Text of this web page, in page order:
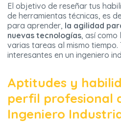
El objetivo de reseñar tus
de herramientas técnicas, es
para aprender, la agilidad
nuevas tecnologías, así
varias tareas al mismo
interesantes en un ingeniero
Aptitudes y
perfil profesional
Ingeniero